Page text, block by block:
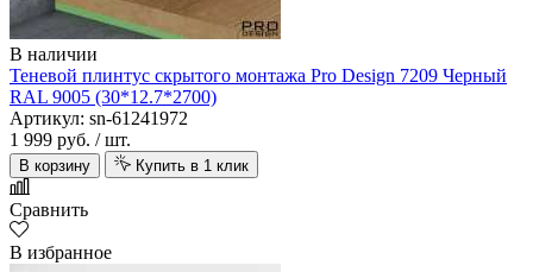
В наличии
Теневой плинтус скрытого монтажа Pro Design 7209 Черный
RAL 9005 (30*12.7*2700)
Артикул: sn-61241972
1 999 руб. / шт.
В корзину Купить в 1 клик
Сравнить
В избранное